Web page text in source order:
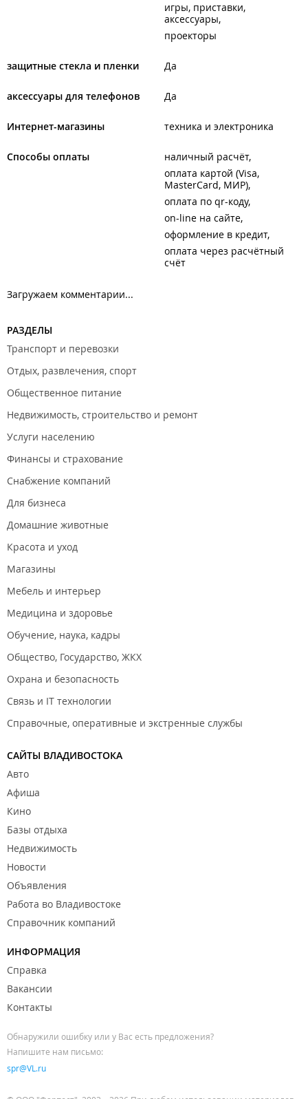
игры, приставки,
аксессуары
проекторы
защитные стекла и пленки Да
аксессуары для телефонов Да
Интернет-магазины техника и электроника
Способы оплаты
наличный расчёт
оплата картой (Visa,
MasterCard, МИР)
оплата по qr-коду
on-line на сайте
оформление в кредит
оплата через расчётный
счёт
Загружаем комментарии...
РАЗДЕЛЫ
Транспорт и перевозки
Отдых, развлечения, спорт
Общественное питание
Недвижимость, строительство и ремонт
Услуги населению
Финансы и страхование
Снабжение компаний
Для бизнеса
Домашние животные
Красота и уход
Магазины
Мебель и интерьер
Медицина и здоровье
Обучение, наука, кадры
Общество, Государство, ЖКХ
Охрана и безопасность
Связь и IT технологии
Справочные, оперативные и экстренные службы
САЙТЫ ВЛАДИВОСТОКА
Авто
Афиша
Кино
Базы отдыха
Недвижимость
Новости
Объявления
Работа во Владивостоке
Справочник компаний
ИНФОРМАЦИЯ
Справка
Вакансии
Контакты
Обнаружили ошибку или у Вас есть предложения?
Напишите нам письмо:
spr@VL.ru